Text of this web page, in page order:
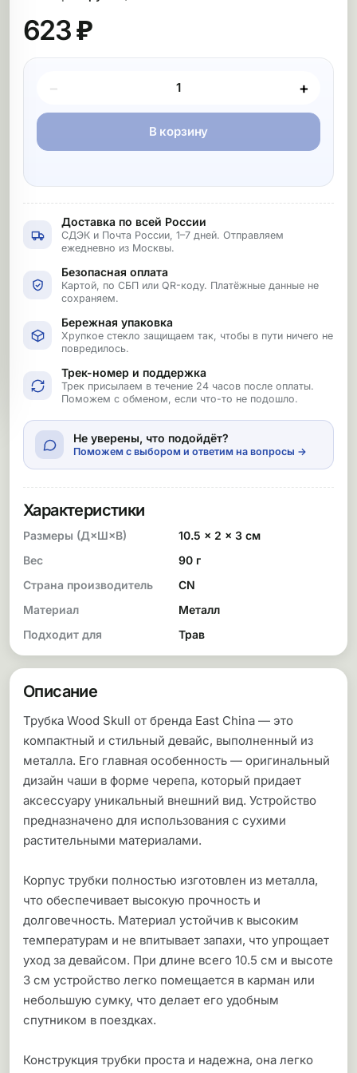
623 ₽
Покупка товара
− +
В корзину
Доставка по всей России
СДЭК и Почта России, 1–7 дней. Отправляем
ежедневно из Москвы.
Безопасная оплата
Картой, по СБП или QR-коду. Платёжные данные не
сохраняем.
Бережная упаковка
Хрупкое стекло защищаем так, чтобы в пути ничего не
повредилось.
Трек-номер и поддержка
Трек присылаем в течение 24 часов после оплаты.
Поможем с обменом, если что-то не подошло.
Не уверены, что подойдёт?
Поможем с выбором и ответим на вопросы →
Характеристики
Размеры (Д×Ш×В)
10.5 × 2 × 3 см
Вес
90 г
Страна производитель
CN
Материал
Металл
Подходит для
Трав
Описание
Трубка Wood Skull от бренда East China — это
компактный и стильный девайс, выполненный из
металла. Его главная особенность — оригинальный
дизайн чаши в форме черепа, который придает
аксессуару уникальный внешний вид. Устройство
предназначено для использования с сухими
растительными материалами.
Корпус трубки полностью изготовлен из металла,
что обеспечивает высокую прочность и
долговечность. Материал устойчив к высоким
температурам и не впитывает запахи, что упрощает
уход за девайсом. При длине всего 10.5 см и высоте
3 см устройство легко помещается в карман или
небольшую сумку, что делает его удобным
спутником в поездках.
Конструкция трубки проста и надежна, она легко